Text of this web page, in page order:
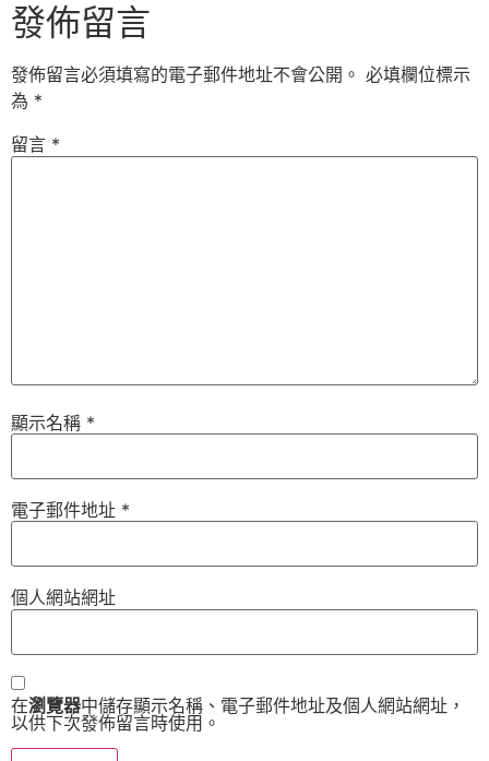
發佈留言
發佈留言必須填寫的電子郵件地址不會公開。 必填欄位標示
為 *
留言 *
顯示名稱 *
電子郵件地址 *
個人網站網址
在瀏覽器中儲存顯示名稱、電子郵件地址及個人網站網址，
以供下次發佈留言時使用。